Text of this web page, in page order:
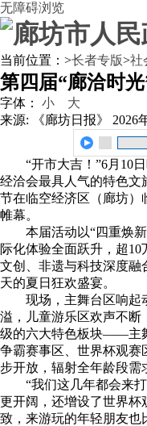
无障碍浏览
当前位置： >长者专版>社
第四届“廊洽时
字体： 小
大
来源: 《廊坊日报》
2026
“开市大吉！”6月10
经洽会最具人气的特色文
节在临空经济区（廊坊）
帷幕。
本届活动以“四重焕
际化体验全面跃升，超10
文创、非遗与科技深度融
天的夏日狂欢盛宴。
现场，主舞台区响起
溢，儿童游乐区欢声不断
级的六大特色板块——主
争霸赛事区、世界杯观赛
步开放，辐射全年龄段需
“我们这几年都会来
更开阔，还增设了世界杯
致，来游玩的年轻朋友也